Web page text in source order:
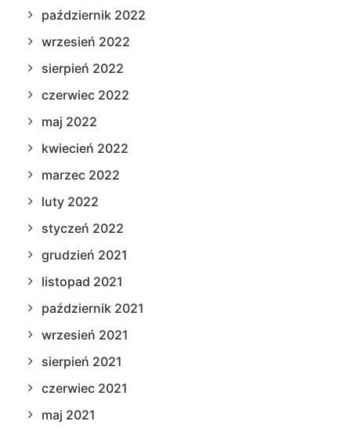
październik 2022
wrzesień 2022
sierpień 2022
czerwiec 2022
maj 2022
kwiecień 2022
marzec 2022
luty 2022
styczeń 2022
grudzień 2021
listopad 2021
październik 2021
wrzesień 2021
sierpień 2021
czerwiec 2021
maj 2021